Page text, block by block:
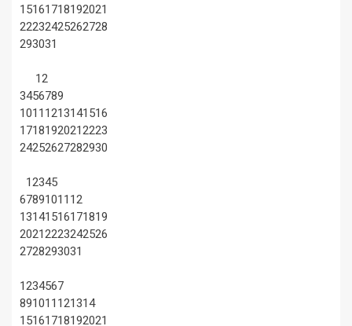
15161718192021
22232425262728
293031
12
3456789
1011 1213141516
17181920212223
24252627282930
12345
67891011 12
13141516171819
20212223242526
2728293031
1234567
891011 121314
15161718192021